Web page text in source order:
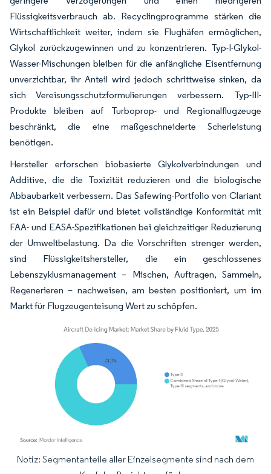
Flüssigkeitsverbrauch ab. Recyclingprogramme stärken die
Wirtschaftlichkeit weiter, indem sie Flughäfen ermöglichen,
Glykol zurückzugewinnen und zu konzentrieren. Typ-I-Glykol-
Wasser-Mischungen bleiben für die anfängliche Eisentfernung
unverzichtbar, ihr Anteil wird jedoch schrittweise sinken, da
sich Vereisungsschutzformulierungen verbessern. Typ-III-
Produkte bleiben auf Turboprop- und Regionalflugzeuge
beschränkt, die eine maßgeschneiderte Scherleistung
benötigen.
Hersteller erforschen biobasierte Glykolverbindungen und
Additive, die die Toxizität reduzieren und die biologische
Abbaubarkeit verbessern. Das Safewing-Portfolio von Clariant
ist ein Beispiel dafür und bietet vollständige Konformität mit
FAA- und EASA-Spezifikationen bei gleichzeitiger Reduzierung
der Umweltbelastung. Da die Vorschriften strenger werden,
sind Flüssigkeitshersteller, die ein geschlossenes
Lebenszyklusmanagement – Mischen, Auftragen, Sammeln,
Regenerieren – nachweisen, am besten positioniert, um im
Markt für Flugzeugenteisung Wert zu schöpfen.
Bild © Mordor Intelligence. Wiederverwendung erfordert Namensnennung
Notiz: Segmentanteile aller Einzelsegmente sind nach dem